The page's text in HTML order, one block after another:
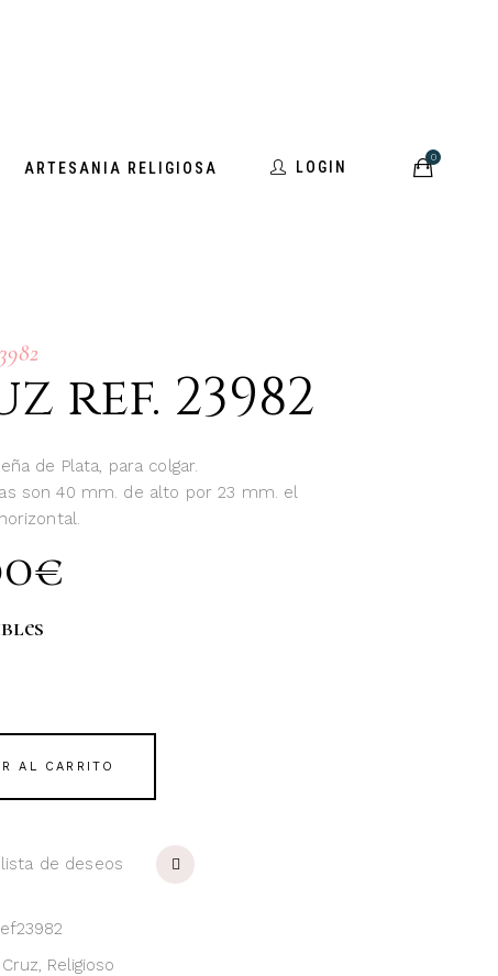
ARTESANIA RELIGIOSA LOGIN
0
ref. 23982
de Plata, para colgar.
son 40 mm. de alto por 23 mm. el
€
AL CARRITO
de deseos
Cruz, Religioso